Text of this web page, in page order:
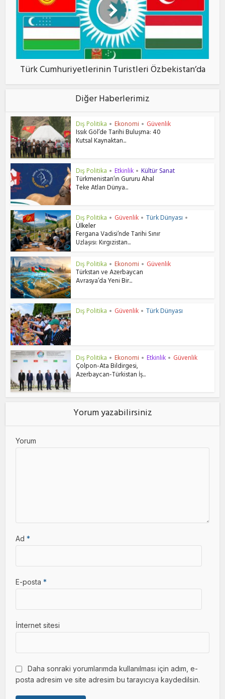
Türk Cumhuriyetlerinin Turistleri Özbekistan’da
Diğer Haberlerimiz
Dış Politika • Ekonomi • Güvenlik
Issık Göl’de Tarihi Buluşma: 40
Kutsal Kaynaktan...
Dış Politika • Etkinlik • Kültür Sanat
Türkmenistan’ın Gururu Ahal
Teke Atları Dünya...
Dış Politika • Güvenlik • Türk Dünyası •
Ülkeler
Fergana Vadisi’nde Tarihi Sınır
Uzlaşısı: Kırgızistan...
Dış Politika • Ekonomi • Güvenlik
Türkstan ve Azerbaycan
Avrasya’da Yeni Bir...
Dış Politika • Güvenlik • Türk Dünyası
Dış Politika • Ekonomi • Etkinlik • Güvenlik
Çolpon-Ata Bildirgesi,
Azerbaycan-Türkistan İş...
Yorum yazabilirsiniz
Yorum
Ad*
E-posta*
İnternet sitesi
Daha sonraki yorumlarımda kullanılması için adım, e-
posta adresim ve site adresim bu tarayıcıya kaydedilsin.